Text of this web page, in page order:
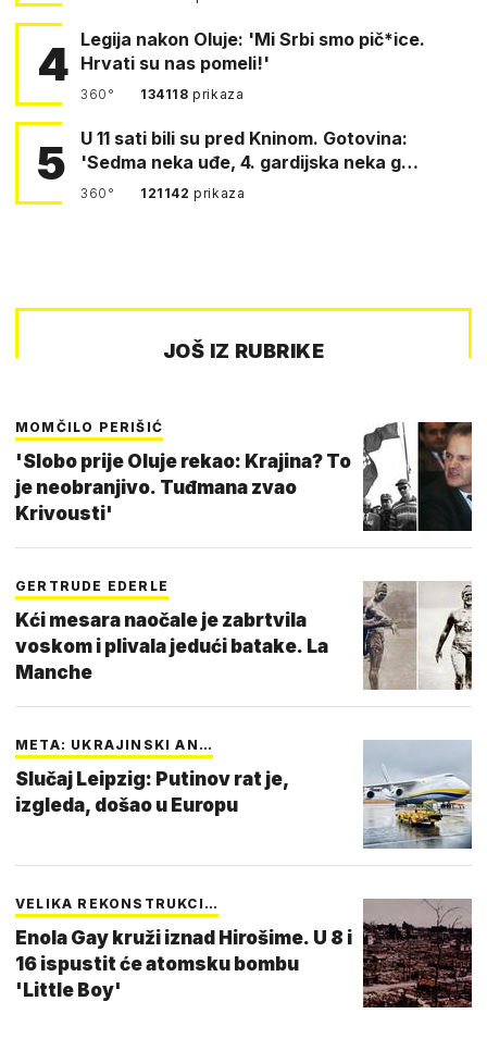
4 Legija nakon Oluje: 'Mi Srbi smo pič*ice.
Hrvati su nas pomeli!'
360° 134118prikaza
5
U 11 sati bili su pred Kninom. Gotovina:
'Sedma neka uđe, 4. gardijska neka g…
360° 121142prikaza
JOŠ IZ RUBRIKE
MOMČILO PERIŠIĆ
'Slobo prije Oluje rekao: Krajina? To
je neobranjivo. Tuđmana zvao
Krivousti'
GERTRUDE EDERLE
Kći mesara naočale je zabrtvila
voskom i plivala jedući batake. La
Manche
META: UKRAJINSKI AN…
Slučaj Leipzig: Putinov rat je,
izgleda, došao u Europu
VELIKA REKONSTRUKCI…
Enola Gay kruži iznad Hirošime. U 8 i
16 ispustit će atomsku bombu
'Little Boy'